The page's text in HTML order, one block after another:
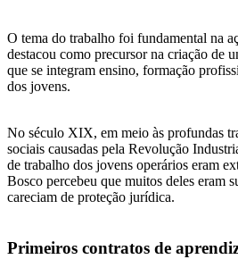
O tema do trabalho foi fundamental na
destacou como precursor na criação de
que se integram ensino, formação
dos jovens.
No século XIX, em meio às profundas
sociais causadas pela Revolução
de trabalho dos jovens operários eram
Bosco percebeu que muitos deles eram
careciam de proteção jurídica.
Primeiros contratos de